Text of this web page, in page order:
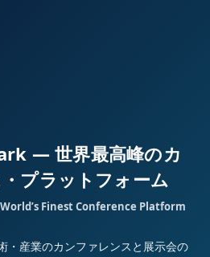
— 世界最高峰のカ
プラットフォーム
Finest Conference Platform
・産業のカンファレンスと展示会の